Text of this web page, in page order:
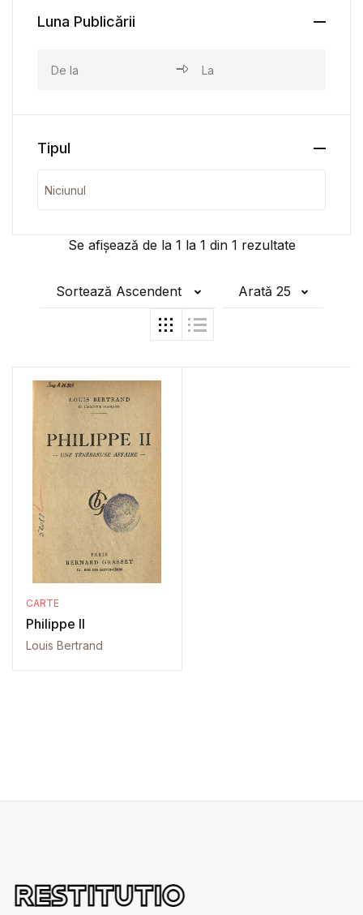
Se afișează de la 1 la 1 din 1 rezultate
Sortează Ascendent Arată 25
CARTE
Philippe II
Louis Bertrand
Luna Publicării
Tipul